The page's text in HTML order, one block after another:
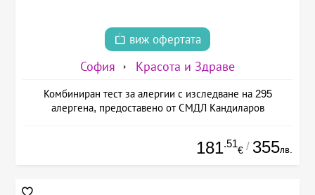
виж офертата
София Красота и Здраве
Комбиниран тест за алергии с изследване на 295
алергена, предоставено от СМДЛ Кандиларов
181.51
€ / 355лв.